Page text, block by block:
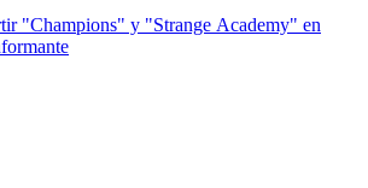
"Champions" y "Strange Academy" en